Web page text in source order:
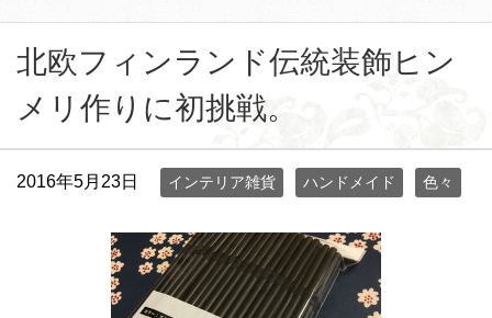
北欧フィンランド伝統装飾ヒン
メリ作りに初挑戦。
2016年5月23日 インテリア雑貨 ハンドメイド 色々